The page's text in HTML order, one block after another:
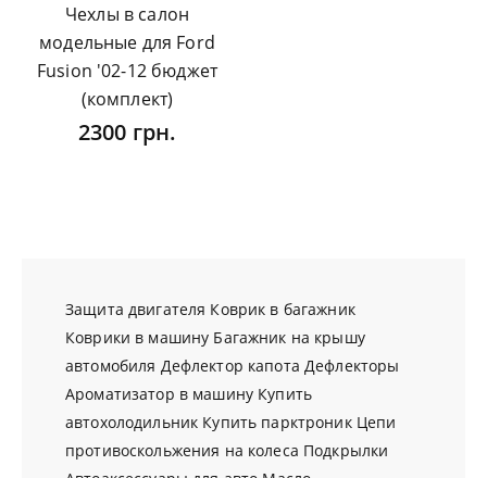
Чехлы в салон
модельные для Ford
Fusion '02-12 бюджет
(комплект)
2300 грн.
Защита двигателя Коврик в багажник
Коврики в машину Багажник на крышу
автомобиля Дефлектор капота Дефлекторы
Ароматизатор в машину Купить
автохолодильник Купить парктроник Цепи
противоскольжения на колеса Подкрылки